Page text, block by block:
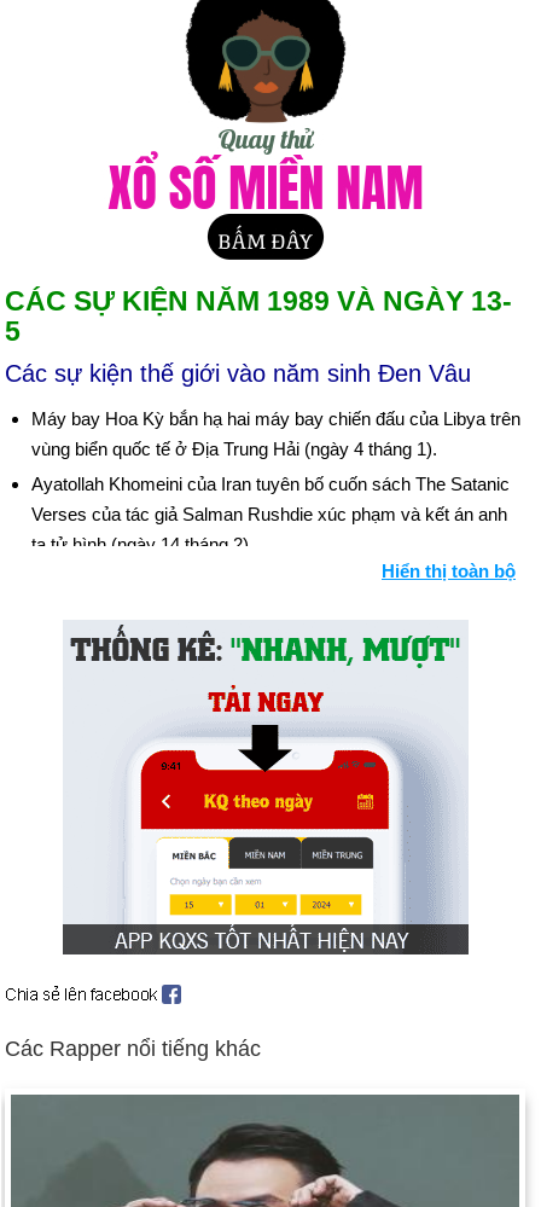
CÁC SỰ KIỆN NĂM 1989 VÀ NGÀY 13-
5
Các sự kiện thế giới vào năm sinh Đen Vâu
Máy bay Hoa Kỳ bắn hạ hai máy bay chiến đấu của Libya trên
vùng biển quốc tế ở Địa Trung Hải (ngày 4 tháng 1).
Ayatollah Khomeini của Iran tuyên bố cuốn sách The Satanic
Verses của tác giả Salman Rushdie xúc phạm và kết án anh
ta tử hình (ngày 14 tháng 2).
Hàng chục nghìn sinh viên Trung Quốc tiếp quản Quảng
dân chủ (ngày 19 tháng 4 và tiếp theo). Hơn một triệu người ở
Bắc Kinh biểu tình cho dân chủ; hỗn loạn lan rộng khắp quốc
gia (giữa tháng 5 và tiếp theo). Hàng nghìn người thiệt mạng
tại Quảng trường Thiên An Môn khi các nhà lãnh đạo Trung
Quốc có đường lối cứng rắn đối với những người biểu tình
(ngày 4 tháng 6 và tiếp theo).
Mikhail S. Gorbachev được bầu làm Tổng thống Liên Xô (ngày
P. W. Botha từ chức Tổng thống Nam Phi (ngày 14 tháng 8).
Đặng Tiểu Bình từ chức lãnh đạo Trung Quốc (ngày 9 tháng
Sau 28 năm, Bức tường Berlin mở cửa về phía Tây (ngày 11
Quốc hội Séc chấm dứt vai trò thống trị của những người
Cuộc nổi dậy ở Romania lật đổ chính phủ Cộng sản (ngày 15
tháng 12 và tiếp theo); Tổng thống Ceausescu và phu nhân bị
hành quyết (ngày 25 tháng 12).
Hiển thị toàn bộ
Các Rapper nổi tiếng khác